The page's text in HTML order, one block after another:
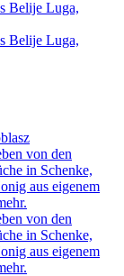
von den
in Schenke,
aus eigenem
von den
in Schenke,
aus eigenem